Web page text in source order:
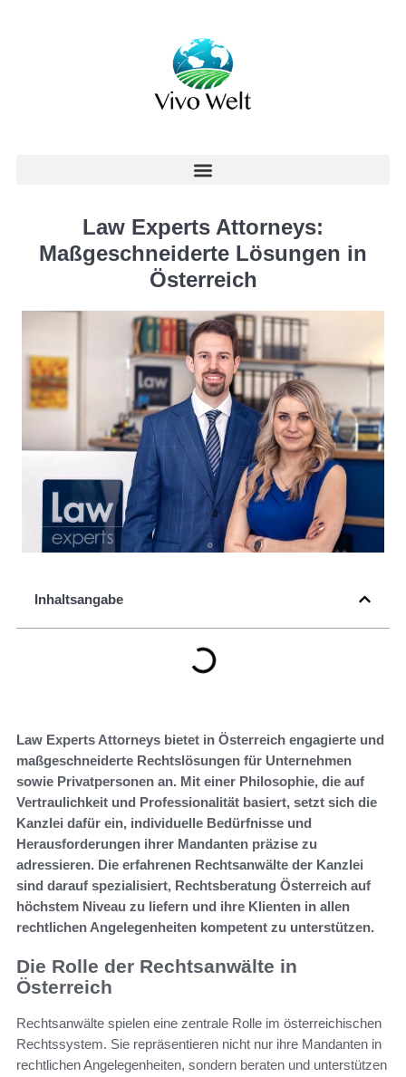
Law Experts Attorneys:
Maßgeschneiderte Lösungen in
Österreich
Inhaltsangabe
Law Experts Attorneys bietet in Österreich engagierte und
maßgeschneiderte Rechtslösungen für Unternehmen
sowie Privatpersonen an. Mit einer Philosophie, die auf
Vertraulichkeit und Professionalität basiert, setzt sich die
Kanzlei dafür ein, individuelle Bedürfnisse und
Herausforderungen ihrer Mandanten präzise zu
adressieren. Die erfahrenen Rechtsanwälte der Kanzlei
sind darauf spezialisiert, Rechtsberatung Österreich auf
höchstem Niveau zu liefern und ihre Klienten in allen
rechtlichen Angelegenheiten kompetent zu unterstützen.
Die Rolle der Rechtsanwälte in
Österreich
Rechtsanwälte spielen eine zentrale Rolle im österreichischen
Rechtssystem. Sie repräsentieren nicht nur ihre Mandanten in
rechtlichen Angelegenheiten, sondern beraten und unterstützen